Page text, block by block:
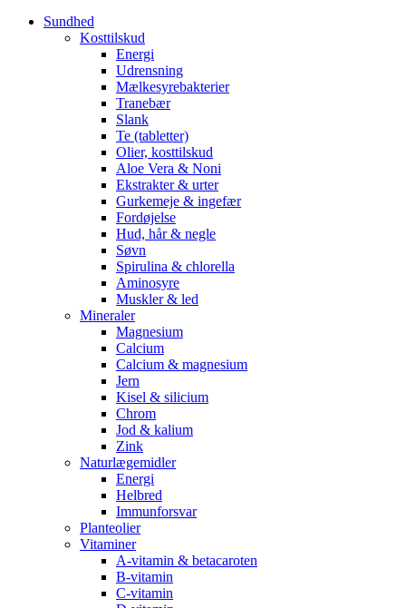
Sundhed
Kosttilskud
Energi
Udrensning
Mælkesyrebakterier
Tranebær
Slank
Te (tabletter)
Olier, kosttilskud
Aloe Vera & Noni
Ekstrakter & urter
Gurkemeje & ingefær
Fordøjelse
Hud, hår & negle
Søvn
Spirulina & chlorella
Aminosyre
Muskler & led
Mineraler
Magnesium
Calcium
Calcium & magnesium
Jern
Kisel & silicium
Chrom
Jod & kalium
Zink
Naturlægemidler
Energi
Helbred
Immunforsvar
Planteolier
Vitaminer
A-vitamin & betacaroten
B-vitamin
C-vitamin